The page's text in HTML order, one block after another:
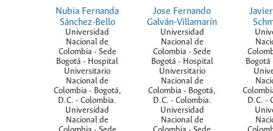
Nubia Fernanda
Sánchez-Bello
Universidad
Nacional de
Colombia - Sede
Bogotá - Hospital
Universitario
Nacional de
Colombia - Bogotá,
D.C. - Colombia.
Universidad
Nacional de
Jose Fernando
Galván-Villamarín
Universidad
Nacional de
Colombia - Sede
Bogotá - Hospital
Universitario
Nacional de
Colombia - Bogotá,
D.C. - Colombia.
Universidad
Nacional de
D.C. -